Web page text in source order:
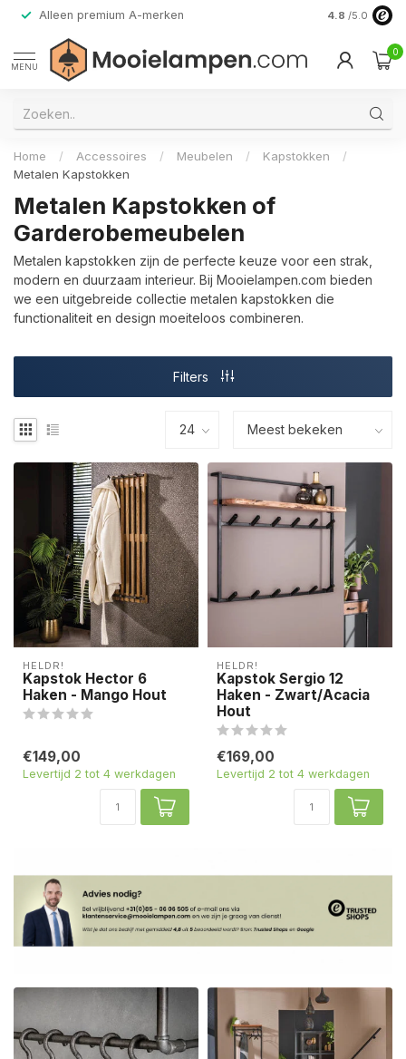
Alleen premium A-merken 4.8 /5.0
MENU
0
Home / Accessoires / Meubelen / Kapstokken
/
Metalen Kapstokken
Metalen Kapstokken of
Garderobemeubelen
Metalen kapstokken zijn de perfecte keuze voor een strak,
modern en duurzaam interieur. Bij Mooielampen.com bieden
we een uitgebreide collectie metalen kapstokken die
functionaliteit en design moeiteloos combineren.
Filters
HELDR!
Kapstok Hector 6
Haken - Mango Hout
€149,00
Levertijd 2 tot 4 werkdagen
HELDR!
Kapstok Sergio 12
Haken - Zwart/Acacia
Hout
€169,00
Levertijd 2 tot 4 werkdagen